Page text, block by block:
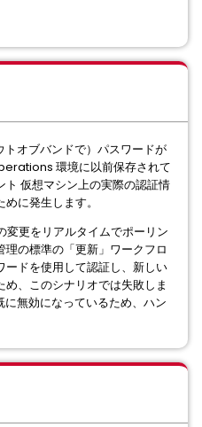
オブバンドで）パスワードが
環境に以前保存されて
仮想マシン上の実際の認証情
に発生します。
更をリアルタイムでポーリン
の標準の「更新」ワークフロ
ードを使用して認証し、新しい
、このシナリオでは失敗しま
無効になっているため、ハン